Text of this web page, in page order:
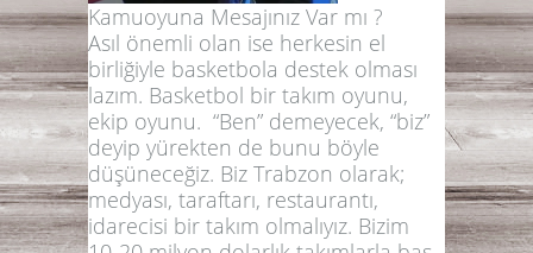
Kamuoyuna Mesajınız Var mı ?
Asıl önemli olan ise herkesin el
birliğiyle basketbola destek olması
lazım. Basketbol bir takım oyunu,
ekip oyunu. “Ben” demeyecek, “biz”
deyip yürekten de bunu böyle
düşüneceğiz. Biz Trabzon olarak;
medyası, taraftarı, restaurantı,
idarecisi bir takım olmalıyız. Bizim